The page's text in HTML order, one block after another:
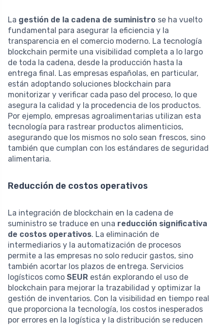
La gestión de la cadena de suministro se ha vuelto
fundamental para asegurar la eficiencia y la
transparencia en el comercio moderno. La tecnología
blockchain permite una visibilidad completa a lo largo
de toda la cadena, desde la producción hasta la
entrega final. Las empresas españolas, en particular,
están adoptando soluciones blockchain para
monitorizar y verificar cada paso del proceso, lo que
asegura la calidad y la procedencia de los productos.
Por ejemplo, empresas agroalimentarias utilizan esta
tecnología para rastrear productos alimenticios,
asegurando que los mismos no solo sean frescos, sino
también que cumplan con los estándares de seguridad
alimentaria.
Reducción de costos operativos
La integración de blockchain en la cadena de
suministro se traduce en una reducción significativa
de costos operativos. La eliminación de
intermediarios y la automatización de procesos
permite a las empresas no solo reducir gastos, sino
también acortar los plazos de entrega. Servicios
logísticos como SEUR están explorando el uso de
blockchain para mejorar la trazabilidad y optimizar la
gestión de inventarios. Con la visibilidad en tiempo real
que proporciona la tecnología, los costos inesperados
por errores en la logística y la distribución se reducen